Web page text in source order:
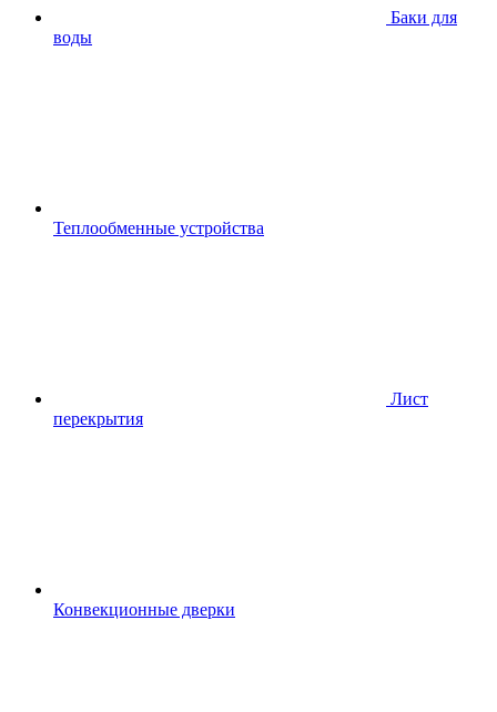
Баки для
воды
Теплообменные устройства
Лист
перекрытия
Конвекционные дверки